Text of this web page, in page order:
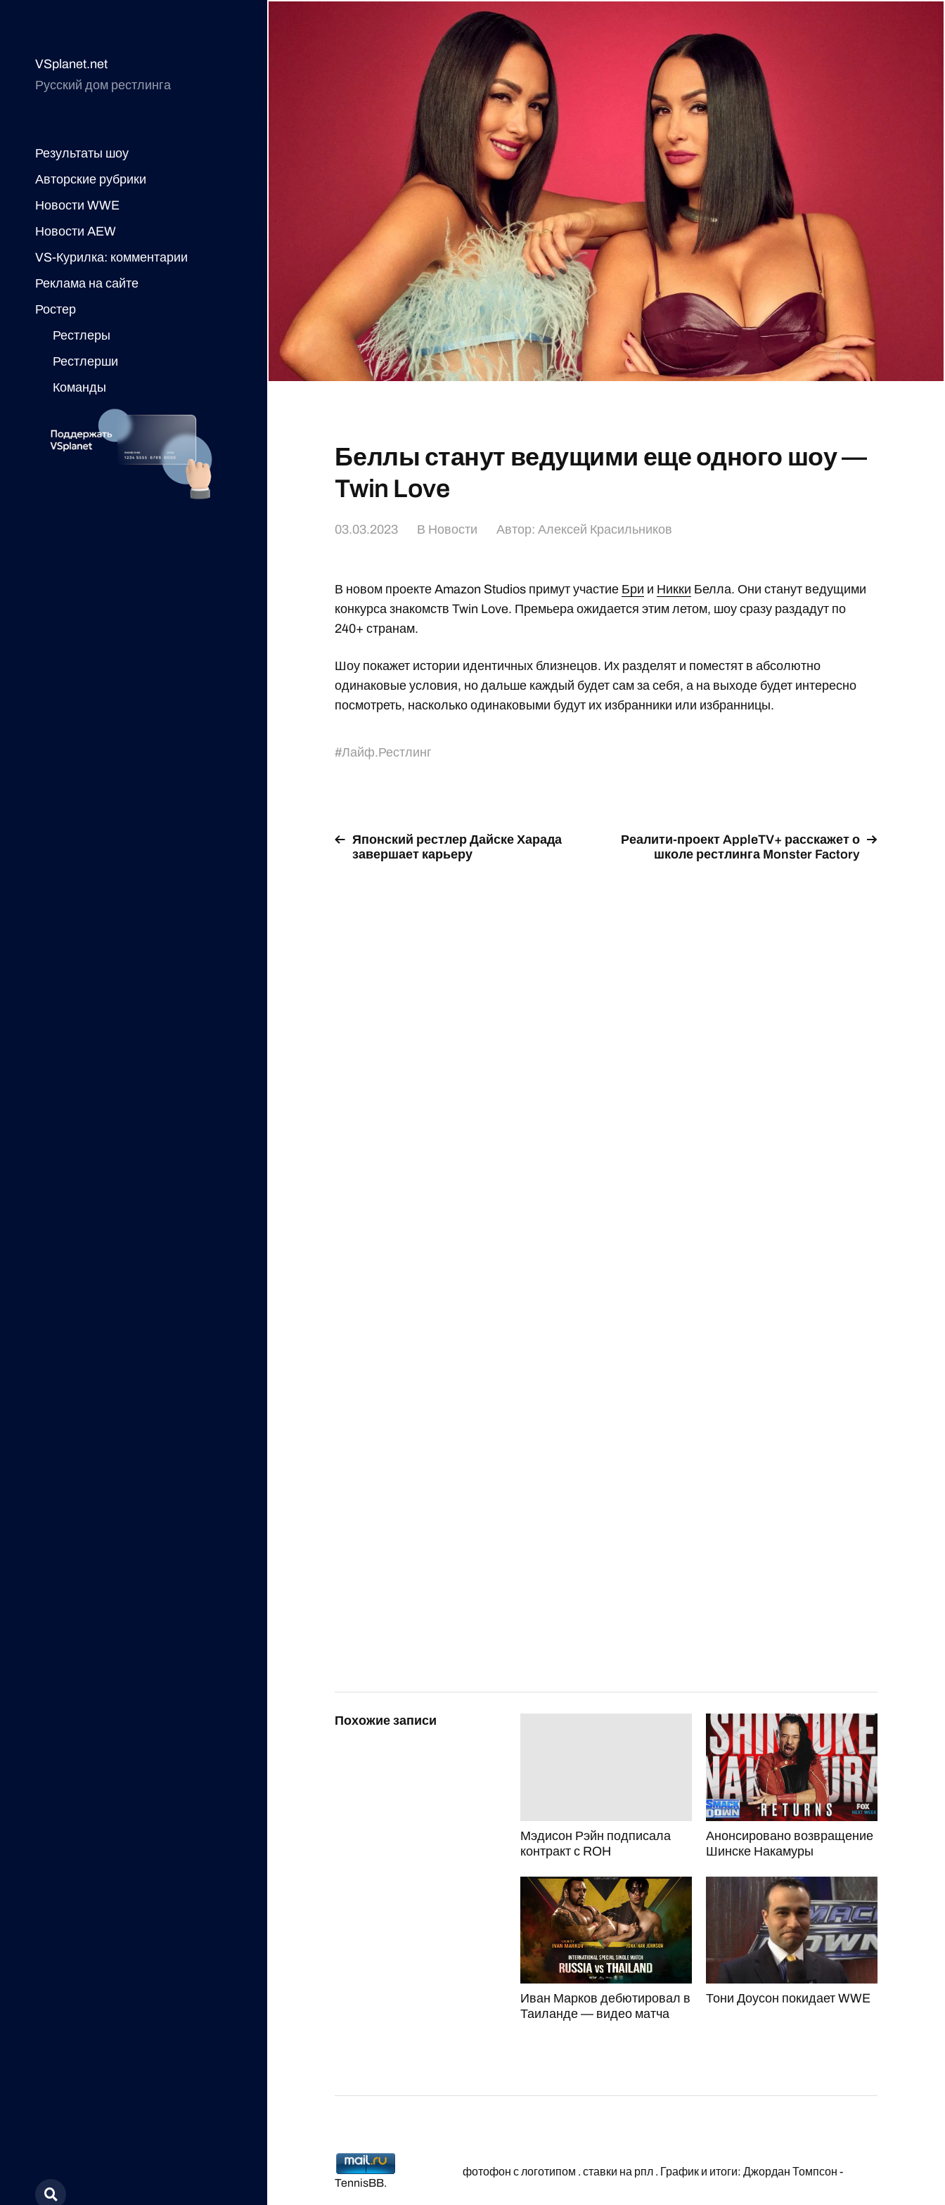
VSplanet.net
Русский дом рестлинга
Результаты шоу
Авторские рубрики
Новости WWE
Новости AEW
VS-Курилка: комментарии
Реклама на сайте
Ростер
Рестлеры
Рестлерши
Команды
Беллы станут ведущими еще одного шоу —
Twin Love
03.03.2023 В Новости Автор:Алексей Красильников
В новом проекте Amazon Studios примут участие Бри и Никки Белла. Они станут ведущими
конкурса знакомств Twin Love. Премьера ожидается этим летом, шоу сразу раздадут по
240+ странам.
Шоу покажет истории идентичных близнецов. Их разделят и поместят в абсолютно
одинаковые условия, но дальше каждый будет сам за себя, а на выходе будет интересно
посмотреть, насколько одинаковыми будут их избранники или избранницы.
#Лайф.Рестлинг
Японский рестлер Дайске Харада
завершает карьеру
Реалити-проект AppleTV+ расскажет о
школе рестлинга Monster Factory
Похожие записи
Мэдисон Рэйн подписала
контракт с ROH
Анонсировано возвращение
Шинске Накамуры
Иван Марков дебютировал в
Таиланде — видео матча
Тони Доусон покидает WWE
фотофон с логотипом .ставки на рпл . График и итоги: Джордан Томпсон -
TennisBB.